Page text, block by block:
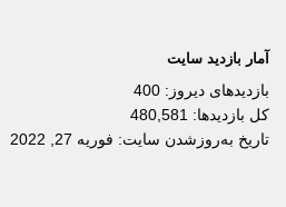
آمار بازدید سایت
بازدیدهای دیروز: 400
کل بازدیدها: 480,581
تاریخ به‌روزشدن سایت: فوریه 27, 2022